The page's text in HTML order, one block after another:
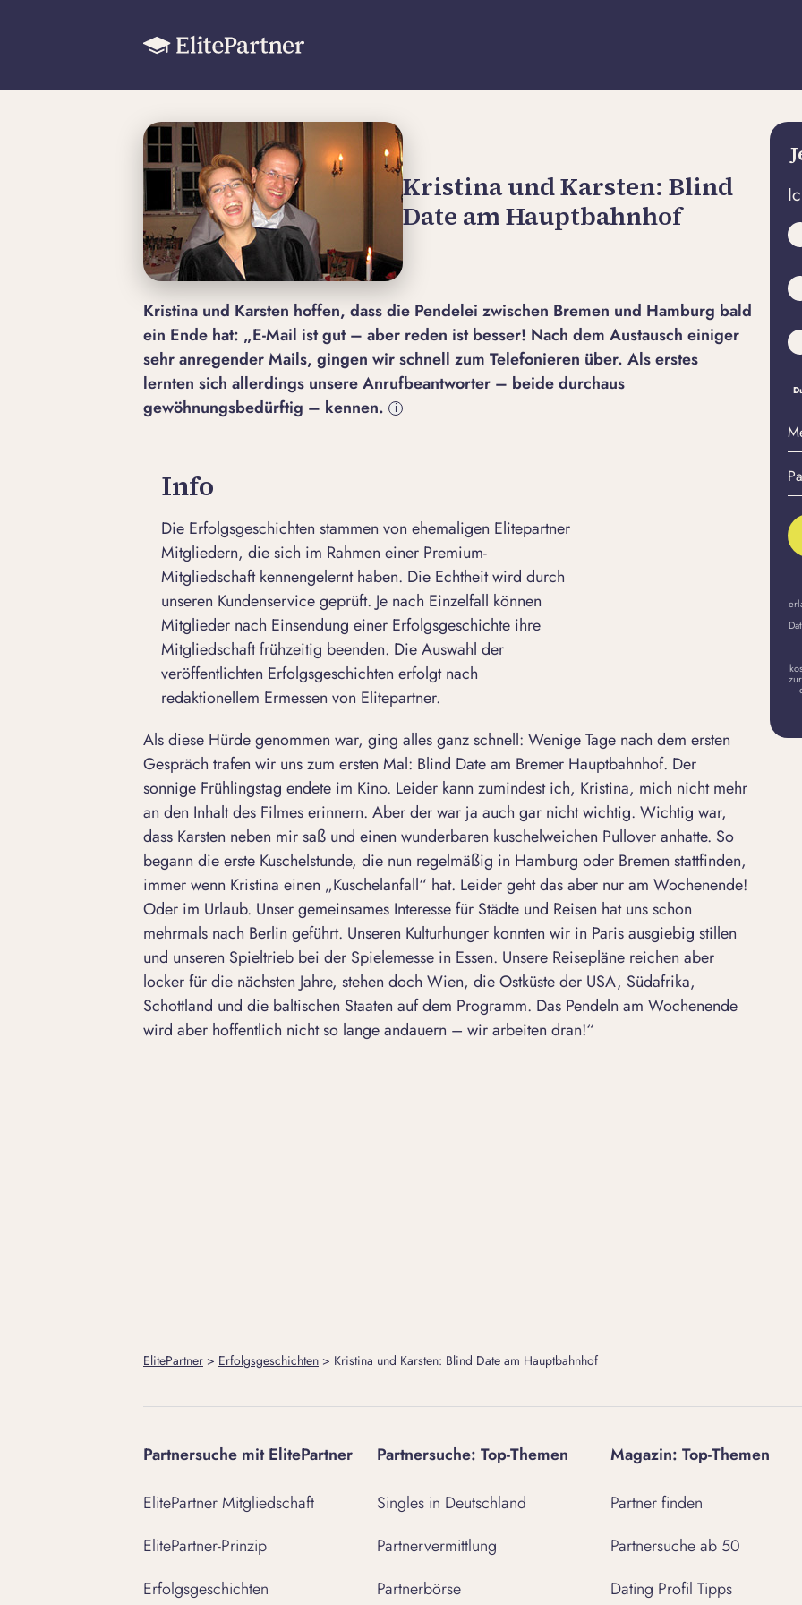
Kristina und Karsten: Blind
Date am Hauptbahnhof
Kristina und Karsten hoffen, dass die Pendelei zwischen Bremen und Hamburg bald
ein Ende hat: „E-Mail ist gut – aber reden ist besser! Nach dem Austausch einiger
sehr anregender Mails, gingen wir schnell zum Telefonieren über. Als erstes
lernten sich allerdings unsere Anrufbeantworter – beide durchaus
gewöhnungsbedürftig – kennen.
i
Info
Die Erfolgsgeschichten stammen von ehemaligen Elitepartner
Mitgliedern, die sich im Rahmen einer Premium-
Mitgliedschaft kennengelernt haben. Die Echtheit wird durch
unseren Kundenservice geprüft. Je nach Einzelfall können
Mitglieder nach Einsendung einer Erfolgsgeschichte ihre
Mitgliedschaft frühzeitig beenden. Die Auswahl der
veröffentlichten Erfolgsgeschichten erfolgt nach
redaktionellem Ermessen von Elitepartner.
Als diese Hürde genommen war, ging alles ganz schnell: Wenige Tage nach dem ersten
Gespräch trafen wir uns zum ersten Mal: Blind Date am Bremer Hauptbahnhof. Der
sonnige Frühlingstag endete im Kino. Leider kann zumindest ich, Kristina, mich nicht mehr
an den Inhalt des Filmes erinnern. Aber der war ja auch gar nicht wichtig. Wichtig war,
dass Karsten neben mir saß und einen wunderbaren kuschelweichen Pullover anhatte. So
begann die erste Kuschelstunde, die nun regelmäßig in Hamburg oder Bremen stattfinden,
immer wenn Kristina einen „Kuschelanfall“ hat. Leider geht das aber nur am Wochenende!
Oder im Urlaub. Unser gemeinsames Interesse für Städte und Reisen hat uns schon
mehrmals nach Berlin geführt. Unseren Kulturhunger konnten wir in Paris ausgiebig stillen
und unseren Spieltrieb bei der Spielemesse in Essen. Unsere Reisepläne reichen aber
locker für die nächsten Jahre, stehen doch Wien, die Ostküste der USA, Südafrika,
Schottland und die baltischen Staaten auf dem Programm. Das Pendeln am Wochenende
wird aber hoffentlich nicht so lange andauern – wir arbeiten dran!“
E-
ElitePartner > Erfolgsgeschichten > Kristina und Karsten: Blind Date am Hauptbahnhof
Partnersuche mit ElitePartner
ElitePartner Mitgliedschaft
ElitePartner-Prinzip
Erfolgsgeschichten
Partnersuche: Top-Themen
Singles in Deutschland
Partnervermittlung
Partnerbörse
Magazin: Top-Themen
Partner finden
Partnersuche ab 50
Dating Profil Tipps